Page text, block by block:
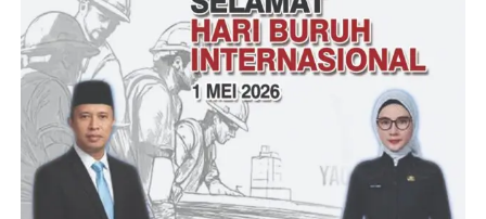
mudah dan murah Tangiable dalam pelayanan terlihat ketika
Pemerintah Desa Tanjungjaya melaksanakan upaya peningkatan
kecermatan dari kinerja perangkat Desa. Perangkat Desa
bertugas memberikan pengarahan untuk mengecek berkas-
berkas pemohon. Kemampuan dan kecermatan petugas dalam
memeriksa persyaratan yang dibawa oleh pemohon untuk
diajukan sangat penting, karena apabila persyaratan permohonan
sudah lengkap, maka pemohon dapat langsung dilayani.